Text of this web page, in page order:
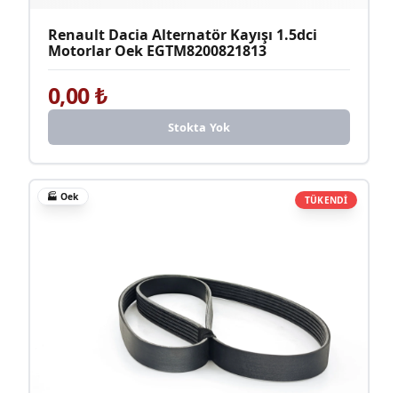
Renault Dacia Alternatör Kayışı 1.5dci
Motorlar Oek EGTM8200821813
0,00₺
Stokta Yok
TÜKENDİ
🏭Oek